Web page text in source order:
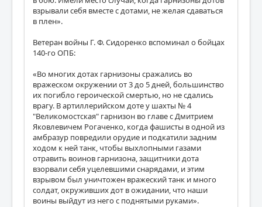
взрывали себя вместе с дотами, не желая сдаваться
в плен».
Ветеран войны Г. Ф. Сидоренко вспоминал о бойцах
140-го ОПБ:
«Во многих дотах гарнизоны сражались во
вражеском окружении от 3 до 5 дней, большинство
их погибло героической смертью, но не сдались
врагу. В артиллерийском доте у шахты № 4
"Великомостская" гарнизон во главе с Дмитрием
Яковлевичем Рогаченко, когда фашисты в одной из
амбразур повредили орудие и подкатили задним
ходом к ней танк, чтобы выхлопными газами
отравить воинов гарнизона, защитники дота
взорвали себя уцелевшими снарядами, и этим
взрывом был уничтожен вражеский танк и много
солдат, окруживших дот в ожидании, что наши
воины выйдут из него с поднятыми руками».